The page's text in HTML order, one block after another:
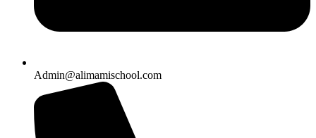
Admin@alimamischool.com